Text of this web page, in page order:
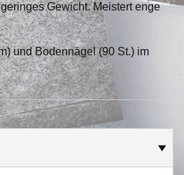
Gewicht. Meistert enge
und Bodennägel (90 St.) im